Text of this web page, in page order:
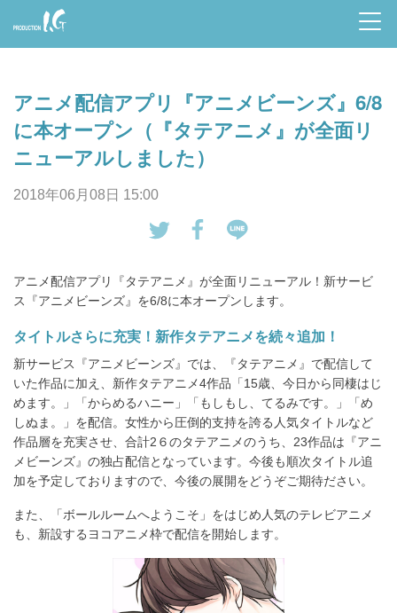
Prod
n I.G
アニメ配信アプリ『アニメビーンズ』6/8
に本オープン（『タテアニメ』が全面リ
ニューアルしました）
2018年06月08日 15:00
す
bo
で
シ
ェ
ア
す
る
で
る
アニメ配信アプリ『タテアニメ』が全面リニューアル！新サービ
ス『アニメビーンズ』を6/8に本オープンします。
タイトルさらに充実！新作タテアニメを続々追加！
新サービス『アニメビーンズ』では、『タテアニメ』で配信して
いた作品に加え、新作タテアニメ4作品「15歳、今日から同棲はじ
めます。」「からめるハニー」「もしもし、てるみです。」「め
しぬま。」を配信。女性から圧倒的支持を誇る人気タイトルなど
作品層を充実させ、合計2６のタテアニメのうち、23作品は『アニ
メビーンズ』の独占配信となっています。今後も順次タイトル追
加を予定しておりますので、今後の展開をどうぞご期待ださい。
また、「ボールルームへようこそ」をはじめ人気のテレビアニメ
も、新設するヨコアニメ枠で配信を開始します。